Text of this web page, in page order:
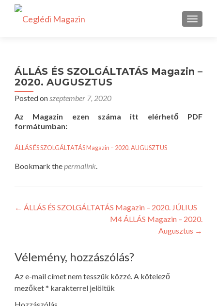
ÁLLÁS ÉS SZOLGÁLTATÁS Magazin –
2020. AUGUSZTUS
Posted onszeptember 7, 2020
Az Magazin ezen száma itt elérhető PDF
formátumban:
ÁLLÁS ÉS SZOLGÁLTATÁS Magazin – 2020. AUGUSZTUS
Bookmark thepermalink.
Bejegyzés
← ÁLLÁS ÉS SZOLGÁLTATÁS Magazin – 2020. JÚLIUS
M4 ÁLLÁS Magazin – 2020.
Augusztus →
Vélemény, hozzászólás?
Az e-mail címet nem tesszük közzé.A kötelező
mezőket* karakterrel jelöltük